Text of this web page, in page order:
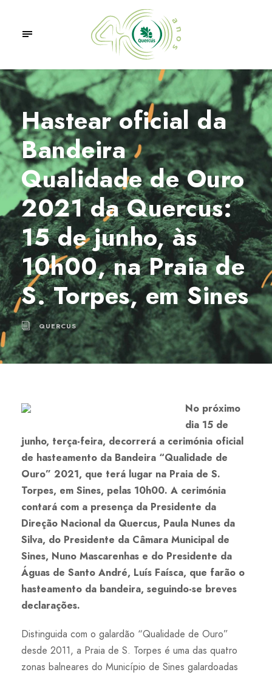
Hastear oficial da
Bandeira
Qualidade de Ouro
2021 da Quercus:
15 de junho, às
10h00, na Praia de
S. Torpes, em Sines
QUERCUS
No próximo
dia 15 de
junho, terça-feira, decorrerá a cerimónia oficial
de hasteamento da Bandeira “Qualidade de
Ouro” 2021, que terá lugar na Praia de S.
Torpes, em Sines, pelas 10h00. A cerimónia
contará com a presença da Presidente da
Direção Nacional da Quercus, Paula Nunes da
Silva, do Presidente da Câmara Municipal de
Sines, Nuno Mascarenhas e do Presidente da
Águas de Santo André, Luís Faísca, que farão o
hasteamento da bandeira, seguindo-se breves
declarações.
Distinguida com o galardão “Qualidade de Ouro”
desde 2011, a Praia de S. Torpes é uma das quatro
zonas balneares do Município de Sines galardoadas